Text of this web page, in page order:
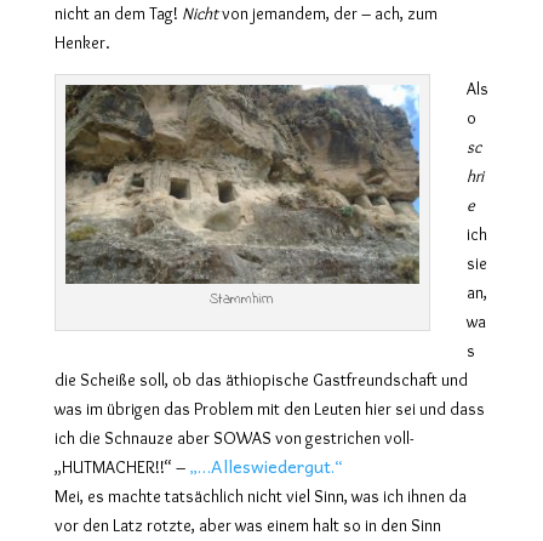
nicht an dem Tag! Nichtvon jemandem, der – ach, zum
Henker.
Stammhirn
Als
o
sc
hri
e
ich
sie
an,
wa
s
die Scheiße soll, ob das äthiopische Gastfreundschaft und
was im übrigen das Problem mit den Leuten hier sei und dass
ich die Schnauze aber SOWAS von gestrichen voll-
„HUTMACHER!!“ – „…Alleswiedergut.“
Mei, es machte tatsächlich nicht viel Sinn, was ich ihnen da
vor den Latz rotzte, aber was einem halt so in den Sinn